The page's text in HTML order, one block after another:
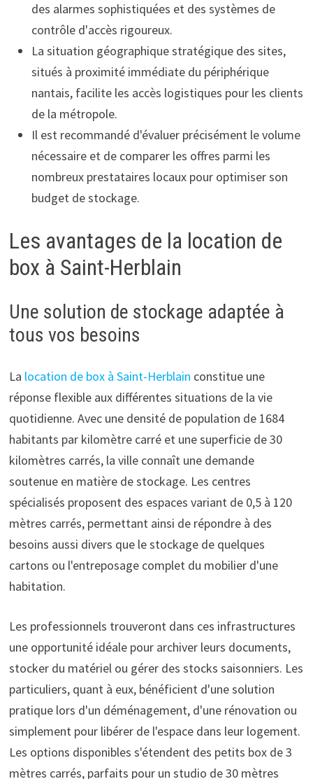
des alarmes sophistiquées et des systèmes de
contrôle d'accès rigoureux.
La situation géographique stratégique des sites,
situés à proximité immédiate du périphérique
nantais, facilite les accès logistiques pour les clients
de la métropole.
Il est recommandé d'évaluer précisément le volume
nécessaire et de comparer les offres parmi les
nombreux prestataires locaux pour optimiser son
budget de stockage.
Les avantages de la location de
box à Saint-Herblain
Une solution de stockage adaptée à
tous vos besoins
La location de box à Saint-Herblain constitue une
réponse flexible aux différentes situations de la vie
quotidienne. Avec une densité de population de 1684
habitants par kilomètre carré et une superficie de 30
kilomètres carrés, la ville connaît une demande
soutenue en matière de stockage. Les centres
spécialisés proposent des espaces variant de 0,5 à 120
mètres carrés, permettant ainsi de répondre à des
besoins aussi divers que le stockage de quelques
cartons ou l'entreposage complet du mobilier d'une
habitation.
Les professionnels trouveront dans ces infrastructures
une opportunité idéale pour archiver leurs documents,
stocker du matériel ou gérer des stocks saisonniers. Les
particuliers, quant à eux, bénéficient d'une solution
pratique lors d'un déménagement, d'une rénovation ou
simplement pour libérer de l'espace dans leur logement.
Les options disponibles s'étendent des petits box de 3
mètres carrés, parfaits pour un studio de 30 mètres